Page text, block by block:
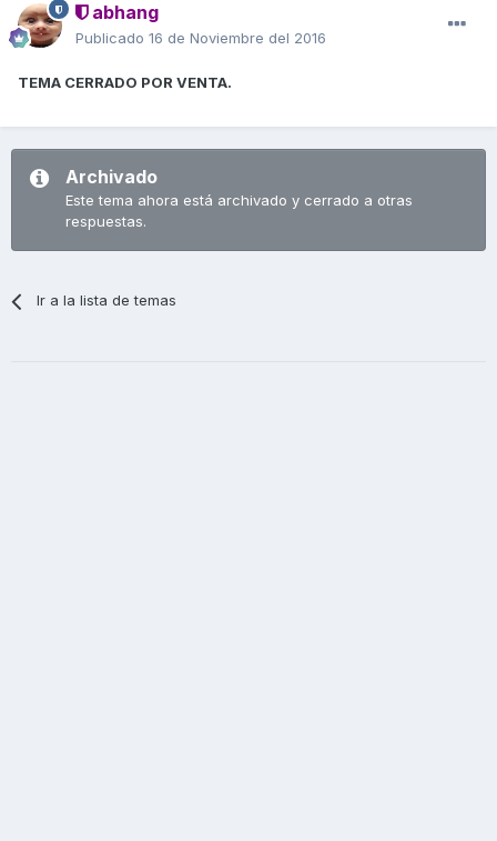
abhang
Publicado 16 de Noviembre del 2016
TEMA CERRADO POR VENTA.
Archivado
Este tema ahora está archivado y cerrado a otras
respuestas.
Ir a la lista de temas